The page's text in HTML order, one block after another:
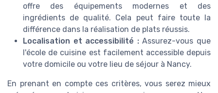
offre des équipements modernes et des
ingrédients de qualité. Cela peut faire toute la
différence dans la réalisation de plats réussis.
Localisation et accessibilité :Assurez-vous que
l'école de cuisine est facilement accessible depuis
votre domicile ou votre lieu de séjour à Nancy.
En prenant en compte ces critères, vous serez mieux